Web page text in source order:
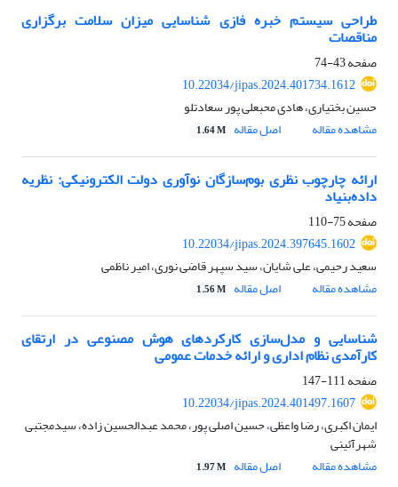
طراحی سیستم خبره فازی شناسایی میزان سلامت برگزاری
مناقصات
صفحه43-74
10.22034/jipas.2024.401734.1612
حسین بختیاری، هادی محبعلی پور سعادتلو
مشاهده مقاله
اصل مقاله 1.64 M
ارائه چارچوب نظری بوم‌سازگان نوآوری دولت الکترونیکی: نظریه
داده‌بنیاد
صفحه75-110
10.22034/jipas.2024.397645.1602
سعید رحیمی، علی شایان، سید سپهر قاضی نوری، امیر ناظمی
مشاهده مقاله
اصل مقاله 1.56 M
شناسایی و مدل‌سازی کارکردهای هوش مصنوعی در ارتقای
کارآمدی نظام اداری و ارائه خدمات عمومی
صفحه111-147
10.22034/jipas.2024.401497.1607
ایمان اکبری، رضا واعظی، حسین اصلی پور، محمد عبدالحسین زاده، سیدمجتبی
شهرآئینی
مشاهده مقاله
اصل مقاله 1.97 M